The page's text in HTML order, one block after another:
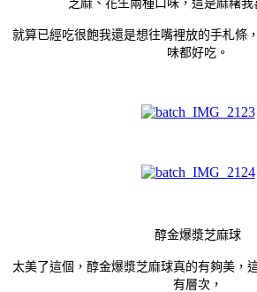
芝麻、花生兩種口味，這是麻糬我
就算已經吃很飽我還是想往嘴裡放的手札條
味都好吃。
醇金爆漿芝麻球
太美了這個，醇金爆漿芝麻球真的有夠美，
有層次，